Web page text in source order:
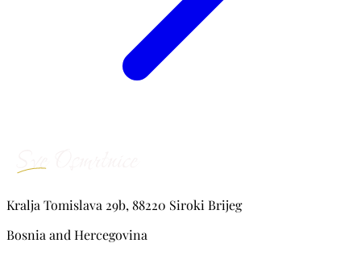
Kralja Tomislava 29b, 88220 Siroki Brijeg
Bosnia and Hercegovina